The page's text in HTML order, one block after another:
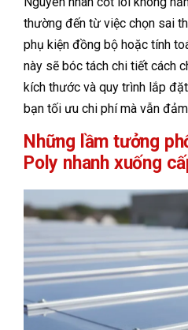
thường đến từ việc chọn sai
phụ kiện đồng bộ hoặc tính
này sẽ bóc tách chi tiết cách
kích thước và quy trình lắp
bạn tối ưu chi phí mà vẫn
Những lầm tưởng
Poly nhanh xuống